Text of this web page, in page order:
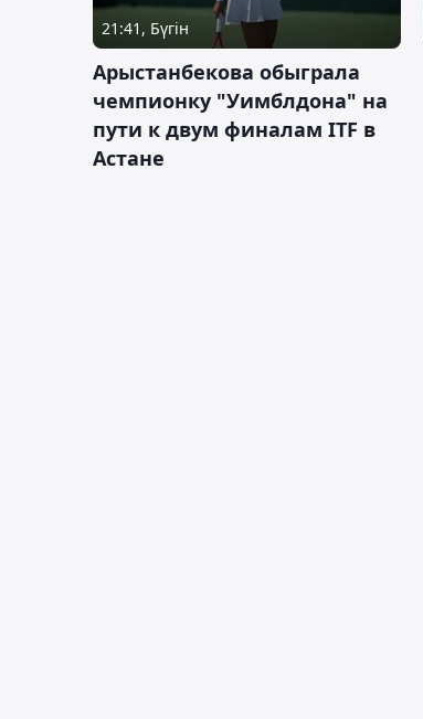
21:41, Бүгін
Арыстанбекова обыграла
чемпионку "Уимблдона" на
пути к двум финалам ITF в
Астане